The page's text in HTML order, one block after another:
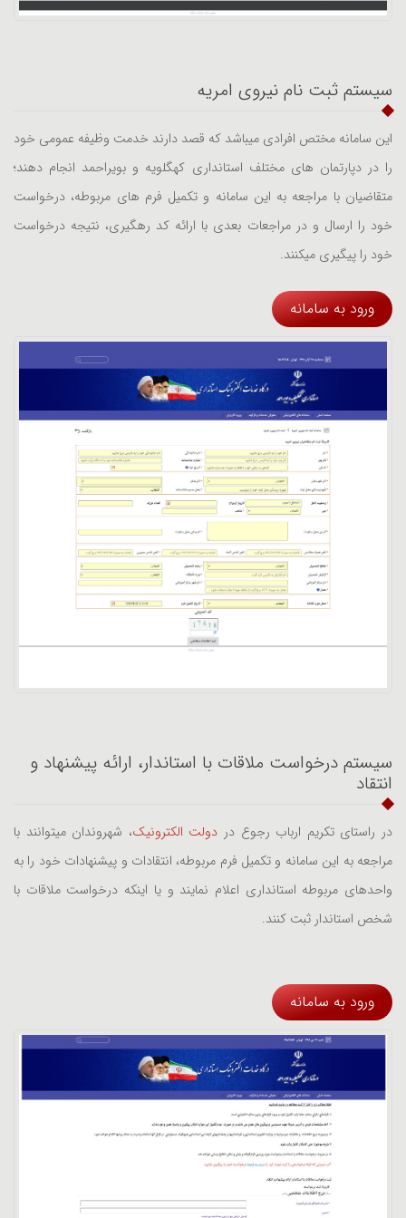
سیستم ثبت نام نیروی امریه
این سامانه مختص افرادی میباشد که قصد دارند خدمت وظیفه عمومی خود
را در دپارتمان های مختلف استانداری کهگلویه و بویراحمد انجام دهند؛
متقاضیان با مراجعه به این سامانه و تکمیل فرم های مربوطه، درخواست
خود را ارسال و در مراجعات بعدی با ارائه کد رهگیری، نتیجه درخواست
خود را پیگیری میکنند.
ورود به سامانه
سیستم درخواست ملاقات با استاندار، ارائه پیشنهاد و
انتقاد
در راستای تکریم ارباب رجوع در دولت الکترونیک، شهروندان میتوانند با
مراجعه به این سامانه و تکمیل فرم مربوطه، انتقادات و پیشنهادات خود را به
واحدهای مربوطه استانداری اعلام نمایند و یا اینکه درخواست ملاقات با
شخص استاندار ثبت کنند.
ورود به سامانه